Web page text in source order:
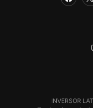
INVERSOR